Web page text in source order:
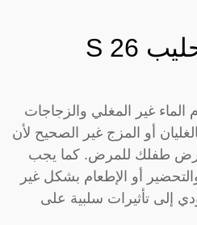
كيف استخدم حليب S 26
غير المغلي والزجاجات
أو المزج غير الصحيح لأن
طفلك للمرض. كما يجب
أو الإطعام بشكل غير
إلى تأثيرات سلبية على